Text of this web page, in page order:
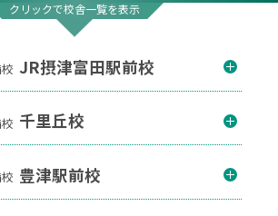
クリックで校舎一覧を表示
JR摂津富田駅前校
千里丘校
豊津駅前校